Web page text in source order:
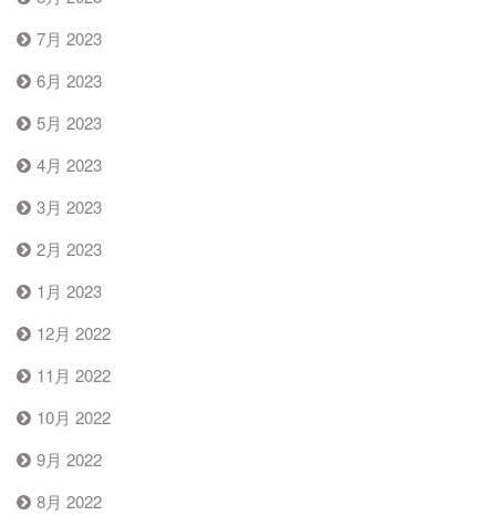
7月 2023
6月 2023
5月 2023
4月 2023
3月 2023
2月 2023
1月 2023
12月 2022
11月 2022
10月 2022
9月 2022
8月 2022